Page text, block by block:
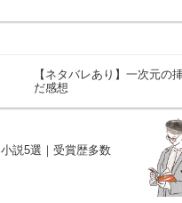
【ネタバレあり】一次元の
だ感想
説5選｜受賞歴多数